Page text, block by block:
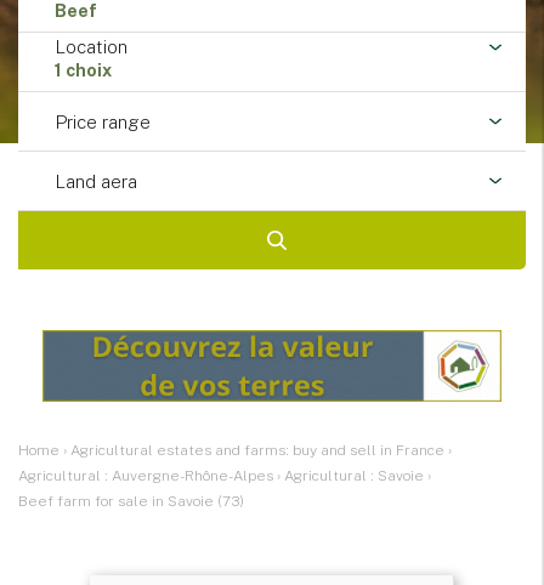
Beef
Location
1 choix
Price range
Land aera
Home › Agricultural estates and farms: buy and sell in France ›
Agricultural : Auvergne-Rhône-Alpes › Agricultural : Savoie ›
Beef farm for sale in Savoie (73)